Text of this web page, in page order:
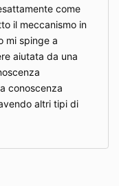
come
il meccanismo in
mi spinge a
aiutata da una
conoscenza
altri tipi di